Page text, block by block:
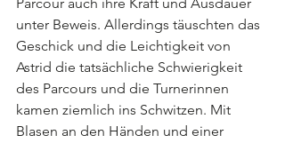
unter Beweis. Allerdings täuschten das
Geschick und die Leichtigkeit von
Astrid die tatsächliche Schwierigkeit
des Parcours und die Turnerinnen
kamen ziemlich ins Schwitzen. Mit
Blasen an den Händen und einer